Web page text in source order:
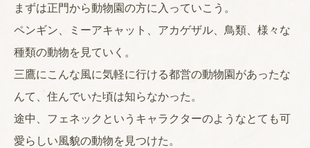
まずは正門から動物園の方に入っていこう。
ペンギン、ミーアキャット、アカゲザル、鳥類、様々な
種類の動物を見ていく。
三鷹にこんな風に気軽に行ける都営の動物園があったな
んて、住んでいた頃は知らなかった。
途中、フェネックというキャラクターのようなとても可
愛らしい風貌の動物を見つけた。